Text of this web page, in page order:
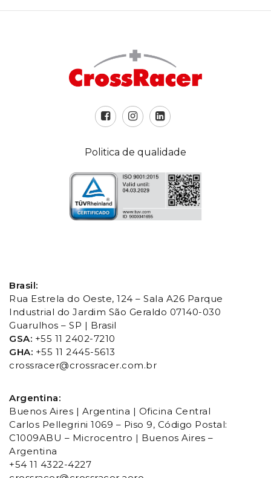
Politica de qualidade
Brasil:
Rua Estrela do Oeste, 124 – Sala A26 Parque
Industrial do Jardim São Geraldo 07140-030
Guarulhos – SP | Brasil
GSA: +55 11 2402-7210
GHA: +55 11 2445-5613
crossracer@crossracer.com.br
Argentina:
Buenos Aires | Argentina | Oficina Central
Carlos Pellegrini 1069 – Piso 9, Código Postal:
C1009ABU – Microcentro | Buenos Aires –
Argentina
+54 11 4322-4227